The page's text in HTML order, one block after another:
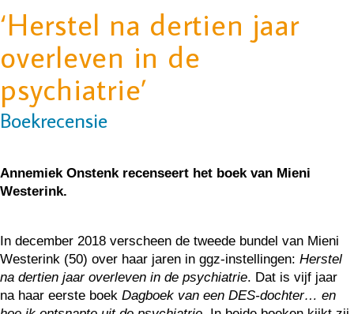
‘Herstel na dertien jaar
overleven in de
psychiatrie’
Boekrecensie
Annemiek Onstenk recenseert het boek van Mieni
Westerink.
In december 2018 verscheen de tweede bundel van Mieni
Westerink (50) over haar jaren in ggz-instellingen: Herstel
na dertien jaar overleven in de psychiatrie. Dat is vijf jaar
na haar eerste boek Dagboek van een DES-dochter… en